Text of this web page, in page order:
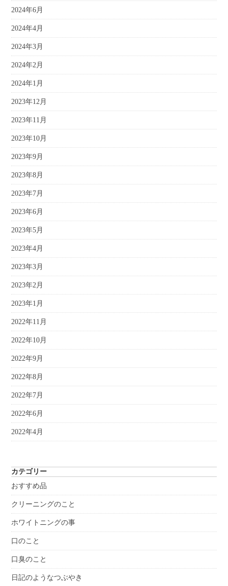
2024年6月
2024年4月
2024年3月
2024年2月
2024年1月
2023年12月
2023年11月
2023年10月
2023年9月
2023年8月
2023年7月
2023年6月
2023年5月
2023年4月
2023年3月
2023年2月
2023年1月
2022年11月
2022年10月
2022年9月
2022年8月
2022年7月
2022年6月
2022年4月
カテゴリー
おすすめ品
クリーニングのこと
ホワイトニングの事
口のこと
口臭のこと
日記のようなつぶやき